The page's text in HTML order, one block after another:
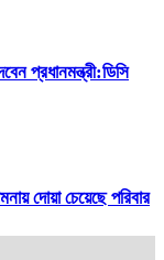
প্রধানমন্ত্রী:ডিসি
দোয়া চেয়েছে পরিবার